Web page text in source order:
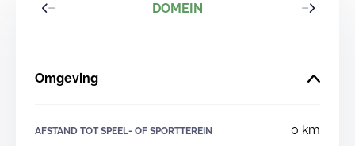
DOMEIN
Omgeving
AFSTAND TOT SPEEL- OF SPORTTEREIN 0 km